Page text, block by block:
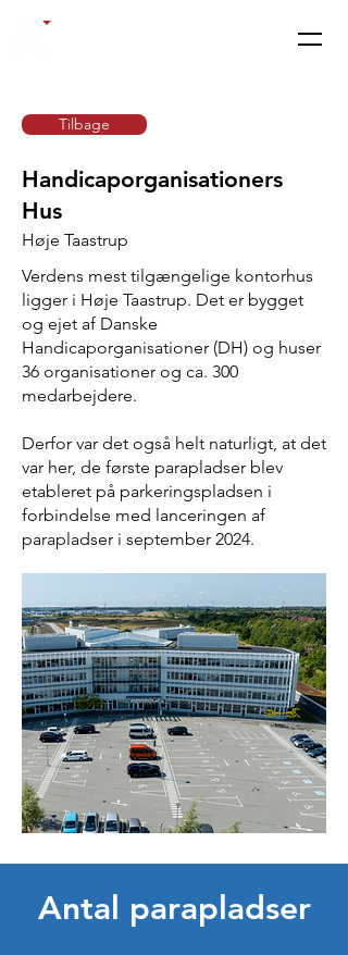
Tilbage
Handicaporganisationers
Hus
Høje Taastrup
Verdens mest tilgængelige kontorhus
ligger i Høje Taastrup. Det er bygget
og ejet af Danske
Handicaporganisationer (DH) og huser
36 organisationer og ca. 300
medarbejdere.
Derfor var det også helt naturligt, at det
var her, de første parapladser blev
etableret på parkeringspladsen i
forbindelse med lanceringen af
parapladser i september 2024.
Antal parapladser